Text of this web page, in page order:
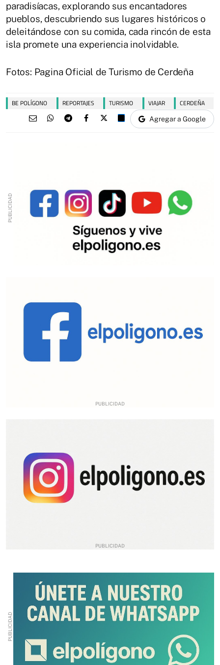
paradisíacas, explorando sus encantadores
pueblos, descubriendo sus lugares históricos o
deleitándose con su comida, cada rincón de esta
isla promete una experiencia inolvidable.
Fotos: Pagina Oficial de Turismo de Cerdeña
BE POLÍGONO REPORTAJES TURISMO VIAJAR CERDEÑA
Agregar a Google